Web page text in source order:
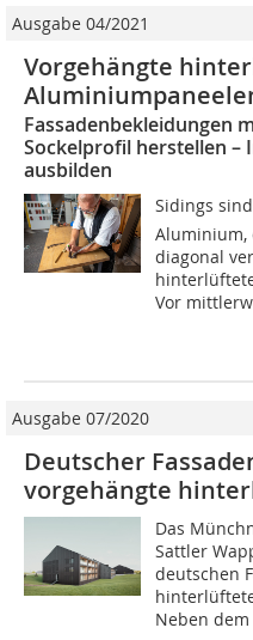
Ausgabe 04/2021
Vorgehängte
Fassadenbekleidungen
Sockelprofil herstellen –
ausbilden
Sidings
Aluminium,
diagonal
Vor
Ausgabe 07/2020
Deutscher
vorgehängte
Das
Sattler
deutschen
Neben